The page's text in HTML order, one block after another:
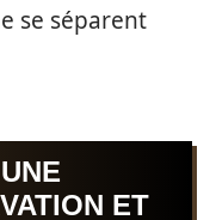
se séparent
ET